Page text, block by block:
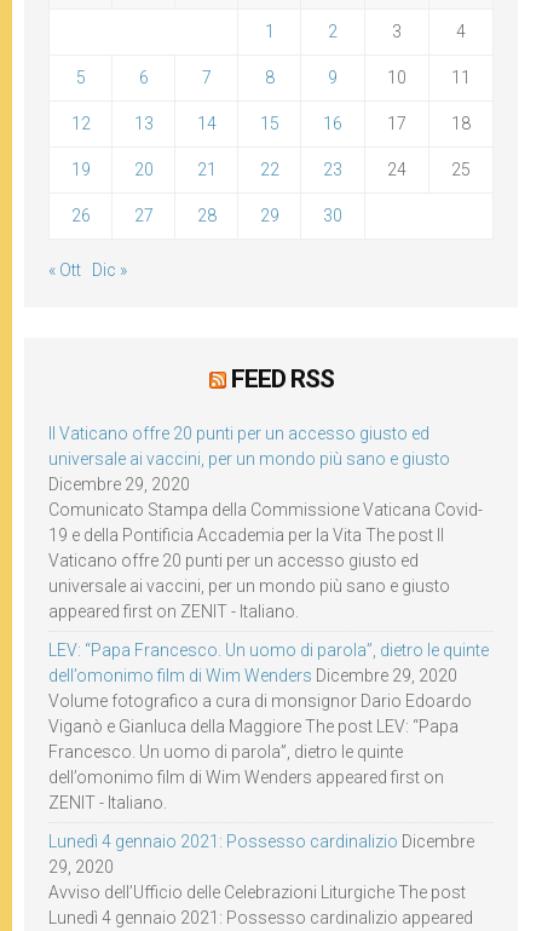
1 2 3 4
5 6 7 8 9 10 11
12 13 14 15 16 17 18
19 20 21 22 23 24 25
26 27 28 29 30
« Ott Dic »
FEED RSS
Il Vaticano offre 20 punti per un accesso giusto ed
universale ai vaccini, per un mondo più sano e giusto
Dicembre 29, 2020
Comunicato Stampa della Commissione Vaticana Covid-
19 e della Pontificia Accademia per la Vita The post Il
Vaticano offre 20 punti per un accesso giusto ed
universale ai vaccini, per un mondo più sano e giusto
appeared first on ZENIT - Italiano.
LEV: “Papa Francesco. Un uomo di parola”, dietro le quinte
dell’omonimo film di Wim Wenders Dicembre 29, 2020
Volume fotografico a cura di monsignor Dario Edoardo
Viganò e Gianluca della Maggiore The post LEV: “Papa
Francesco. Un uomo di parola”, dietro le quinte
dell’omonimo film di Wim Wenders appeared first on
ZENIT - Italiano.
Lunedì 4 gennaio 2021: Possesso cardinalizio Dicembre
29, 2020
Avviso dell’Ufficio delle Celebrazioni Liturgiche The post
Lunedì 4 gennaio 2021: Possesso cardinalizio appeared